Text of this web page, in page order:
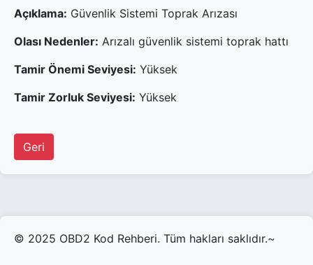
Açıklama: Güvenlik Sistemi Toprak Arızası
Olası Nedenler: Arızalı güvenlik sistemi toprak hattı
Tamir Önemi Seviyesi: Yüksek
Tamir Zorluk Seviyesi: Yüksek
Geri
© 2025 OBD2 Kod Rehberi. Tüm hakları saklıdır.~